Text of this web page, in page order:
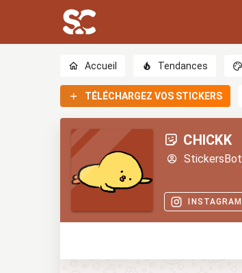
Accueil Tendances
TÉLÉCHARGEZ VOS STICKERS
CHICKK
StickersBot
INSTAGRAM